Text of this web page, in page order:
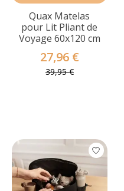
Quax Matelas
pour Lit Pliant de
Voyage 60x120 cm
27,96 €
39,95 €